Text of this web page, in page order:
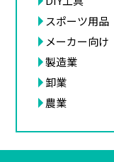
スポーツ用品
メーカー向け
製造業
卸業
農業